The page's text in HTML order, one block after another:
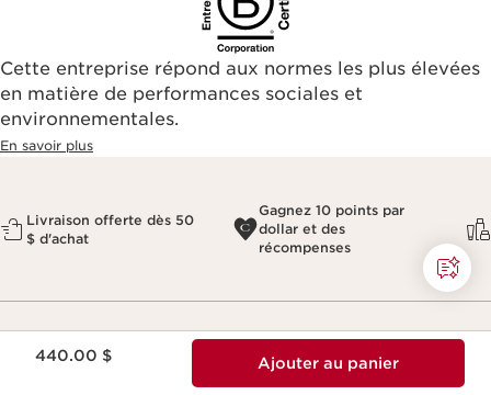
440.00 $ Ajouter au panier
Cette entreprise répond aux normes les plus élevées
en matière de performances sociales et
environnementales.​
En savoir plus
Livraison offerte dès 50
$ d'achat
Gagnez 10 points par
dollar et des
récompenses
Abonnez-vous à l'infolettre Clarins
Recevez 15% de rabais sur votre première commande